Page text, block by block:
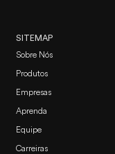
SITEMAP
Sobre Nós
Produtos
Empresas
Aprenda
Equipe
Carreiras